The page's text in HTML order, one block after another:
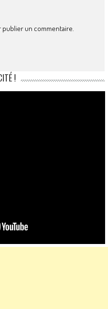
un commentaire.
!